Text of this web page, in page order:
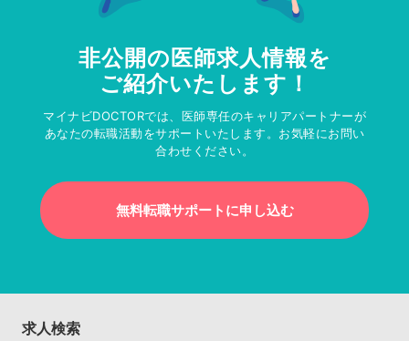
非公開の医師求人情報を
ご紹介いたします！
マイナビDOCTORでは、医師専任のキャリアパートナーが
あなたの転職活動をサポートいたします。お気軽にお問い
合わせください。
無料転職サポートに申し込む
求人検索